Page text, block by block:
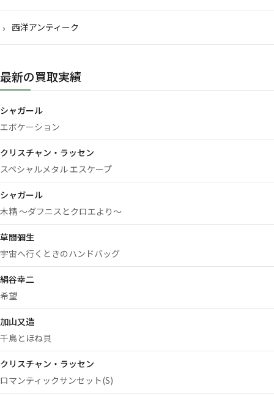
西洋アンティーク
最新の買取実績
シャガール
エボケーション
クリスチャン・ラッセン
スペシャルメタル エスケープ
シャガール
木精 ～ダフニスとクロエより～
草間彌生
宇宙へ行くときのハンドバッグ
絹谷幸二
希望
加山又造
千鳥とほね貝
クリスチャン・ラッセン
ロマンティックサンセット(S)